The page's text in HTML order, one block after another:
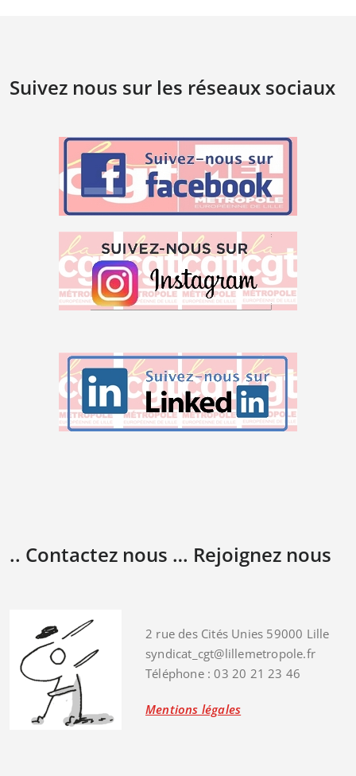
Suivez nous sur les réseaux sociaux
.. Contactez nous … Rejoignez nous
2 rue des Cités Unies 59000 Lille
syndicat_cgt@lillemetropole.fr
Téléphone : 03 20 21 23 46
Mentions légales